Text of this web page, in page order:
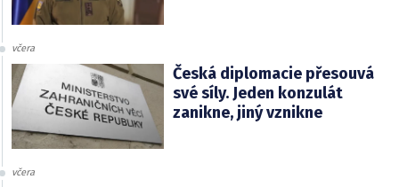
včera
Česká diplomacie přesouvá
své síly. Jeden konzulát
zanikne, jiný vznikne
včera